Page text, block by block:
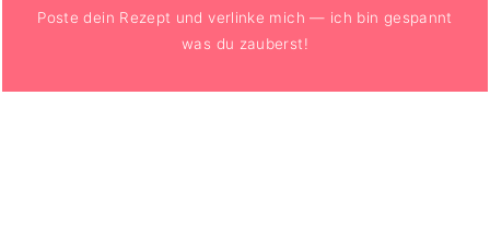
Poste dein Rezept und verlinke mich — ich bin gespannt
was du zauberst!